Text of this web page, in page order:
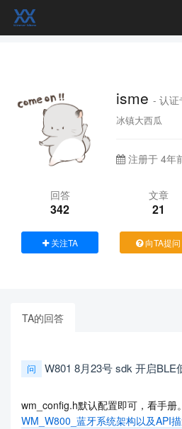
isme- 认证
冰镇大西瓜
注册于 4年
回答
342
文章
21
关注TA 向TA提问
TA的回答
问 W801 8月23号 sdk 开启BLE
wm_config.h默认配置即可，看手册。
WM_W800_蓝牙系统架构以及API